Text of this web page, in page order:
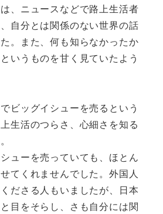
、ニュースなどで路上生活者
自分とは関係のない世界の話
。また、何も知らなかったか
いうものを甘く見ていたよう
ビッグイシューを売るという
生活のつらさ、心細さを知る
ューを売っていても、ほとん
てくれませんでした。外国人
ださる人もいましたが、日本
目をそらし、さも自分には関